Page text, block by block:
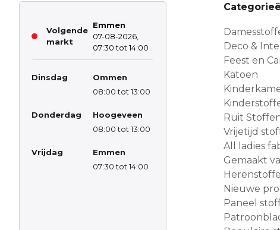
Volgende
markt
Emmen
07-08-2026,
07:30 tot 14:00
Dinsdag
Ommen
08:00 tot 13:00
Donderdag
Hoogeveen
08:00 tot 13:00
Vrijdag
Emmen
07:30 tot 14:00
Deco &
Feest en
Katoen
Ruit
Vrijetijd
All ladies
Gemaakt
Nieuwe
Paneel